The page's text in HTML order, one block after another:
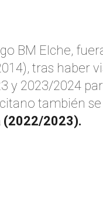
BM Elche,
tras haber
y 2023/2024
también
(2022/2023).